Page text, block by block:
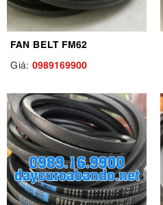
FAN BELT FM62
Giá: 0989169900